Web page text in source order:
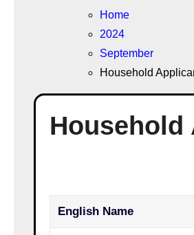
Home
2024
September
Household
Household
English Name